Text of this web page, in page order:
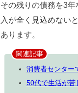
その残りの債務を3
入が全く見込めない
あります。
関連記事
消費者センター
50代で生活が苦